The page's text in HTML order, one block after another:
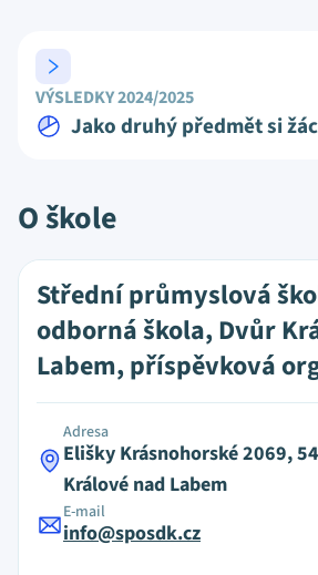
VÝSLEDKY 2024/2025
Jako druhý předmět si
O škole
Střední průmyslová
odborná škola, Dvůr
Labem, příspěvková
Adresa
Elišky Krásnohorské 2069,
Králové nad Labem
E-mail
info@sposdk.cz